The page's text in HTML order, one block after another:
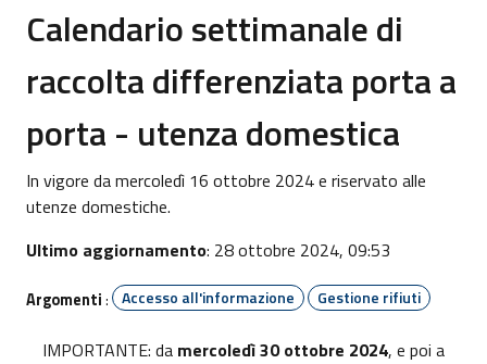
Calendario settimanale di
raccolta differenziata porta a
porta - utenza domestica
In vigore da mercoledì 16 ottobre 2024 e riservato alle
utenze domestiche.
Ultimo aggiornamento: 28 ottobre 2024, 09:53
Argomenti: Accesso all'informazione Gestione rifiuti
IMPORTANTE: da mercoledì 30 ottobre 2024, e poi a